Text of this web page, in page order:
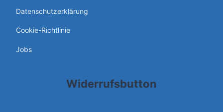
Datenschutzerklärung
Cookie-Richtlinie
Jobs
Widerrufsbutton